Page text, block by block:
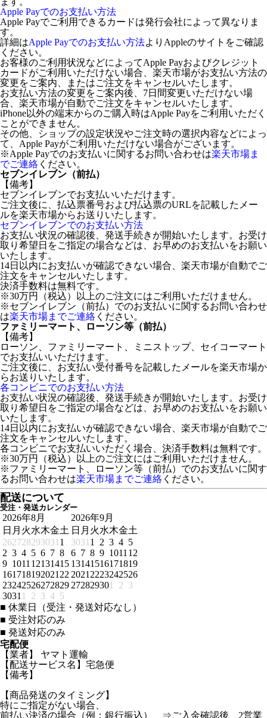
Apple Payでのお支払い方法
Apple Payでご利用できるカードは発行会社によって異なりま
す。
詳細はApple Payでのお支払い方法よりAppleのサイトをご確認
ください。
お客様のご利用状況などによってApple Payおよびクレジット
カードがご利用いただけない場合、楽天市場がお支払い方法の
変更をご案内、またはご注文をキャンセルいたします。
お支払い方法の変更をご案内後、7日間変更いただけない場
合、楽天市場が自動でご注文をキャンセルいたします。
iPhone以外の端末からのご購入時はApple Payをご利用いただく
ことができません。
その他、ショップの設定状況やご注文時の選択内容などによっ
て、Apple Payがご利用いただけない場合がございます。
※Apple Payでのお支払いに関するお問い合わせは楽天市場ま
でご連絡 ください。
セブンイレブン（前払）
【備考】
セブンイレブンでお支払いいただけます。
ご注文後に、払込票番号および払込票のURLを記載したメー
ルを楽天市場からお送りいたします。
セブンイレブンでのお支払い方法
お支払い状況の確認後、発送手続きが開始いたします。お受け
取り希望日をご指定の場合などは、お早めのお支払いをお願い
いたします。
14日以内にお支払いが確認できない場合、楽天市場が自動でご
注文をキャンセルいたします。
決済手数料は無料です。
※30万円（税込）以上のご注文にはご利用いただけません。
※セブンイレブン（前払）でのお支払いに関するお問い合わせ
は楽天市場までご連絡 ください。
ファミリーマート、ローソン等（前払）
【備考】
ローソン、ファミリーマート、ミニストップ、セイコーマート
でお支払いいただけます。
ご注文後に、お支払い受付番号を記載したメールを楽天市場か
らお送りいたします。
各コンビニでのお支払い方法
お支払い状況の確認後、発送手続きが開始いたします。お受け
取り希望日をご指定の場合などは、お早めのお支払いをお願い
いたします。
14日以内にお支払いが確認できない場合、楽天市場が自動でご
注文をキャンセルいたします。
各コンビニでお支払いいただく場合、決済手数料は無料です。
※30万円（税込）以上のご注文にはご利用いただけません。
※ファミリーマート、ローソン等（前払）でのお支払いに関す
るお問い合わせは楽天市場までご連絡 ください。
配送について
受注・発送カレンダー
2026年8月
日 月 火水木金土
262728293031 1
2 3 4 5 6 7 8
9 1011 12131415
161718192021 22
23242526272829
3031 1 2 3 4 5
2026年9月
日 月 火水木金土
3031 1 2 3 4 5
6 7 8 9 1011 12
13141516171819
2021 2223242526
272829301 2 3
■ 休業日（受注・発送対応なし）
■ 受注対応のみ
■ 発送対応のみ
宅配便
【業者】 ヤマト運輸
【配送サービス名】宅急便
【備考】
【商品発送のタイミング】
特にご指定がない場合、
前払い決済の場合（例：銀行振込） ⇒ご入金確認後、2営業